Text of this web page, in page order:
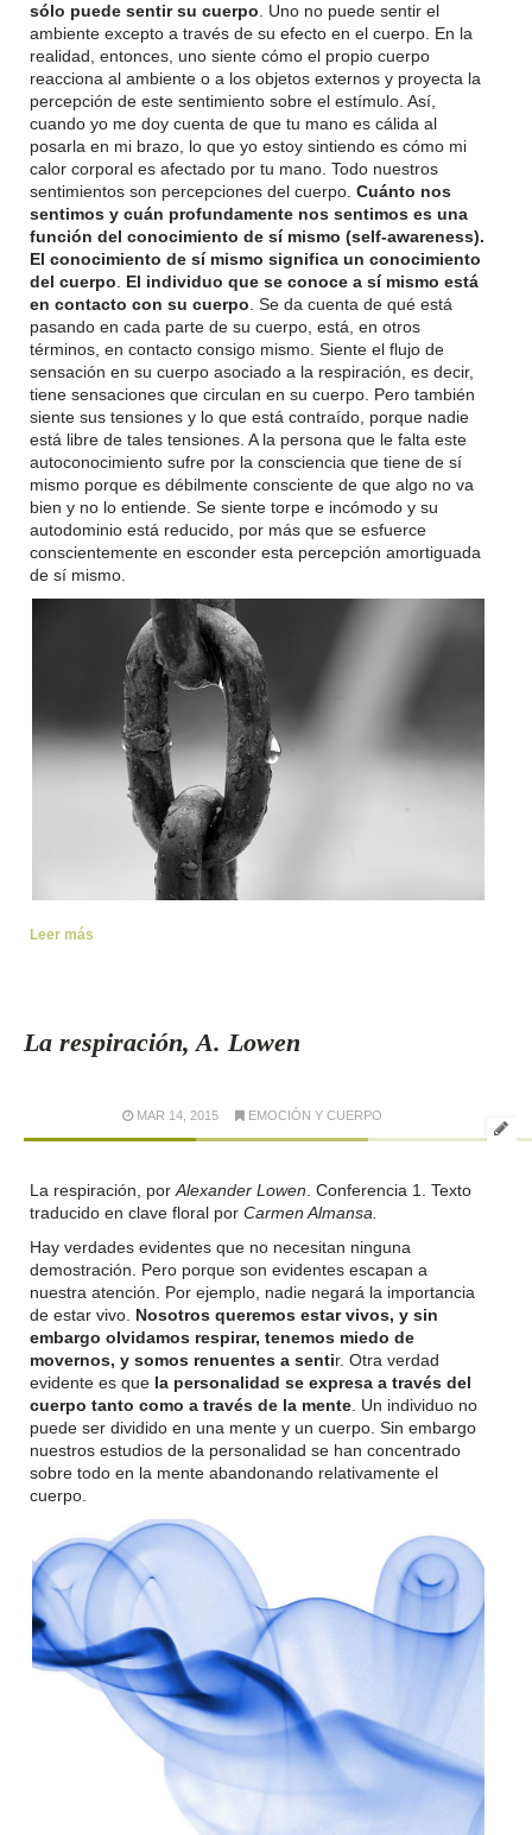
sólo puede sentir su cuerpo . Uno no puede sentir el
ambiente excepto a través de su efecto en el cuerpo. En la
realidad, entonces, uno siente cómo el propio cuerpo
reacciona al ambiente o a los objetos externos y proyecta la
percepción de este sentimiento sobre el estímulo. Así,
cuando yo me doy cuenta de que tu mano es cálida al
posarla en mi brazo, lo que yo estoy sintiendo es cómo mi
calor corporal es afectado por tu mano. Todo nuestros
sentimientos son percepciones del cuerpo. Cuánto nos
sentimos y cuán profundamente nos sentimos es una
función del conocimiento de sí mismo (self-awareness).
El conocimiento de sí mismo significa un conocimiento
del cuerpo
El individuo que se conoce a sí mismo está
en contacto con su cuerpo . Se da cuenta de qué está
pasando en cada parte de su cuerpo, está, en otros
términos, en contacto consigo mismo. Siente el flujo de
sensación en su cuerpo asociado a la respiración, es decir,
tiene sensaciones que circulan en su cuerpo. Pero también
siente sus tensiones y lo que está contraído, porque nadie
está libre de tales tensiones. A la persona que le falta este
autoconocimiento sufre por la consciencia que tiene de sí
mismo porque es débilmente consciente de que algo no va
bien y no lo entiende. Se siente torpe e incómodo y su
autodominio está reducido, por más que se esfuerce
conscientemente en esconder esta percepción amortiguada
de sí mismo.
Leer más
La respiración, A. Lowen
MAR 14, 2015 EMOCIÓN Y CUERPO
La respiración, por Alexander Lowen . Conferencia 1. Texto
traducido en clave floral por Carmen Almansa.
Hay verdades evidentes que no necesitan ninguna
demostración. Pero porque son evidentes escapan a
nuestra atención. Por ejemplo, nadie negará la importancia
de estar vivo. Nosotros queremos estar vivos, y sin
embargo olvidamos respirar, tenemos miedo de
movernos, y somos renuentes a sentir. Otra verdad
evidente es que la personalidad se expresa a través del
cuerpo tanto como a través de la mente . Un individuo no
puede ser dividido en una mente y un cuerpo. Sin embargo
nuestros estudios de la personalidad se han concentrado
sobre todo en la mente abandonando relativamente el
cuerpo.